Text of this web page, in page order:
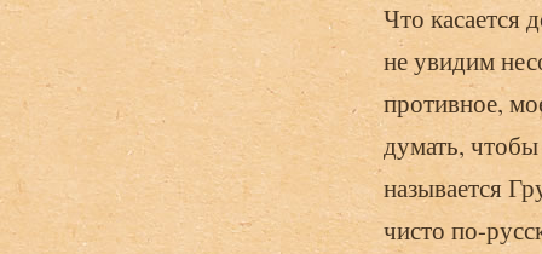
Что касается
не увидим
противное,
думать,
называется
чисто по-